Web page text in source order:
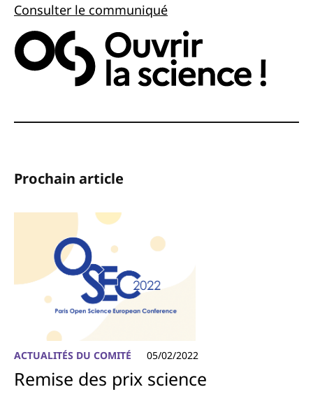
Consulter le communiqué
Prochain article
ACTUALITÉS DU COMITÉ 05/02/2022
Remise des prix science